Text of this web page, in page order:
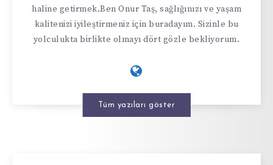
haline getirmek.Ben Onur Taş, sağlığınızı ve yaşam
kalitenizi iyileştirmeniz için buradayım. Sizinle bu
yolculukta birlikte olmayı dört gözle bekliyorum.
Tüm yazıları göster